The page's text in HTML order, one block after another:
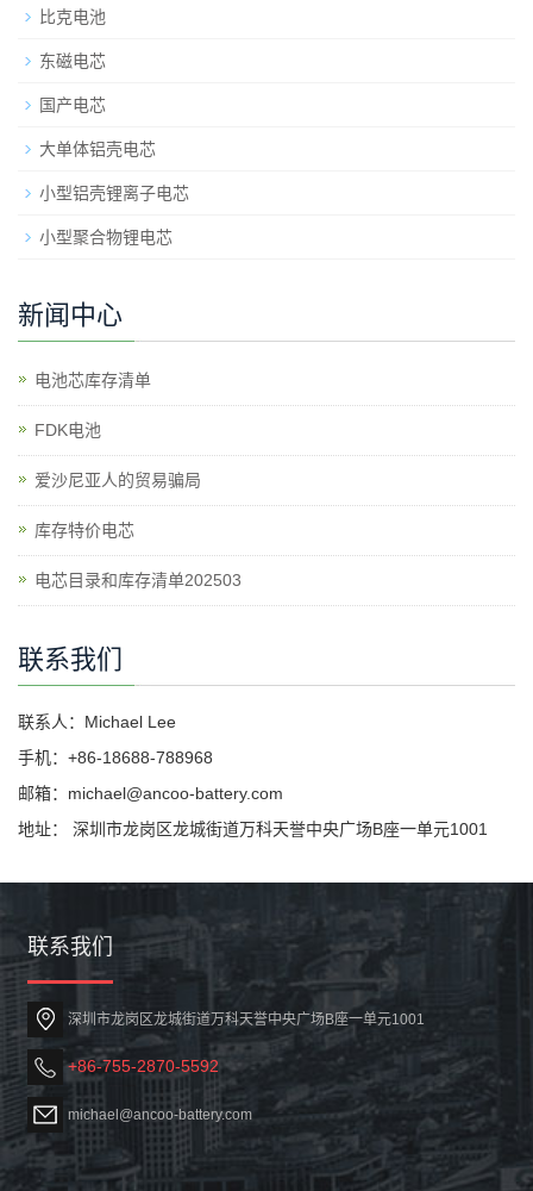
比克电池
东磁电芯
国产电芯
大单体铝壳电芯
小型铝壳锂离子电芯
小型聚合物锂电芯
新闻中心
电池芯库存清单
​FDK电池
爱沙尼亚人的贸易骗局
库存特价电芯
电芯目录和库存清单202503
联系我们
联系人：Michael Lee
手机：+86-18688-788968
邮箱：michael@ancoo-battery.com
地址： 深圳市龙岗区龙城街道万科天誉中央广场B座一单元1001
联系我们
深圳市龙岗区龙城街道万科天誉中央广场B座一单元1001
+86-755-2870-5592
michael@ancoo-battery.com